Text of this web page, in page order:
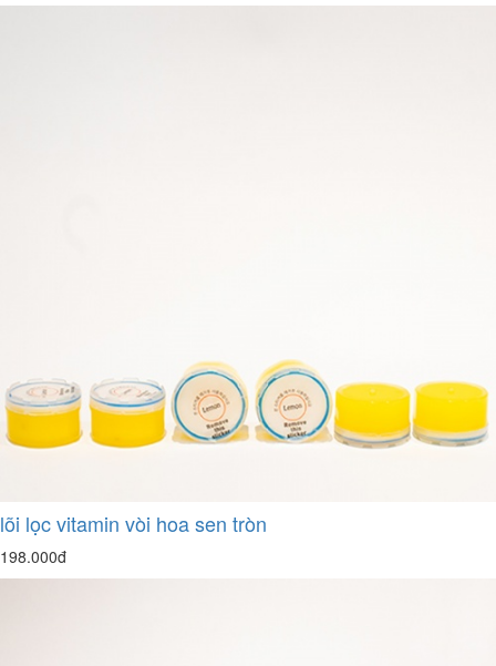
lõi lọc vitamin vòi hoa sen tròn
198.000đ